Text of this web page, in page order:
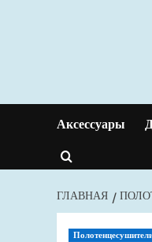
Аксессуары
ГЛАВНАЯ